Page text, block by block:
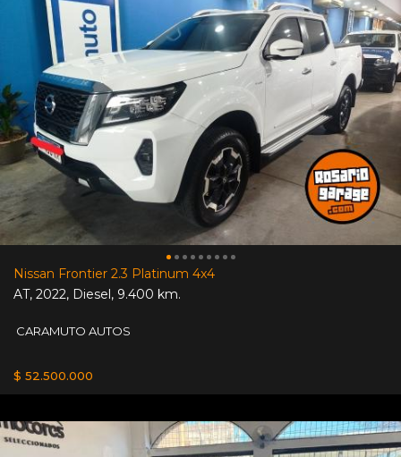
Nissan Frontier 2.3 Platinum 4x4
AT, 2022, Diesel, 9.400 km.
CARAMUTO AUTOS
$ 52.500.000